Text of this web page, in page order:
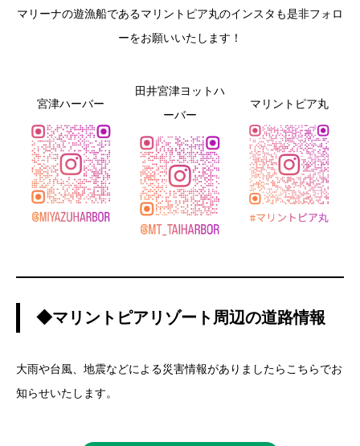
マリーナの遊漁船であるマリントピア丸のインスタも是非フォロ
ーをお願いいたします！
宮津ハーバー
田井宮津ヨットハ
ーバー
マリントピア丸
◆マリントピアリゾート周辺の道路情報
大雨や台風、地震などによる災害情報がありましたらこちらでお
知らせいたします。